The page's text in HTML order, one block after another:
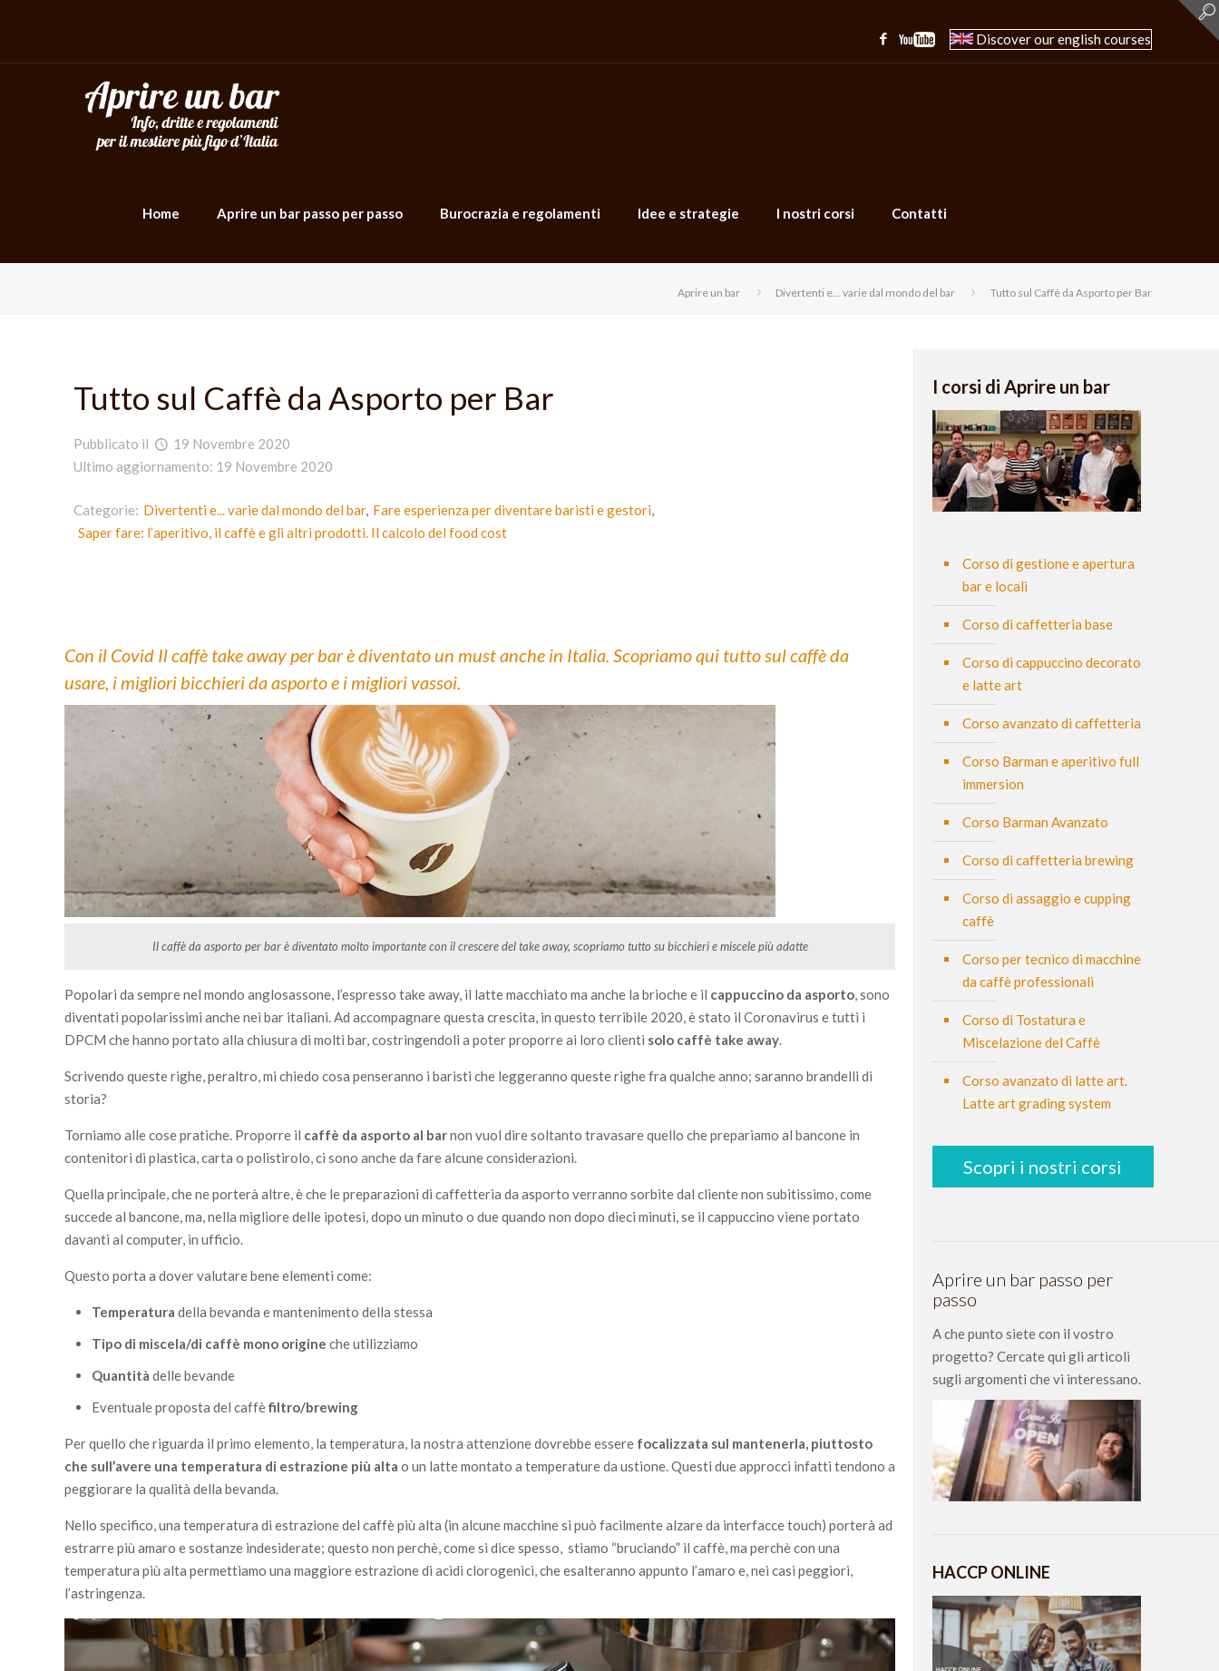
Discover our english courses
Home Aprire un bar passo per passo Burocrazia e regolamenti Idee e strategie I nostri corsi Contatti
Aprire un bar Divertenti e... varie dal mondo del bar Tutto sul Caffè da Asporto per Bar
Tutto sul Caffè da Asporto per Bar
Pubblicato il
19 Novembre 2020
Ultimo aggiornamento: 19 Novembre 2020
Categorie: Divertenti e... varie dal mondo del bar Fare esperienza per diventare baristi e gestori
Saper fare: l’aperitivo, il caffè e gli altri prodotti. Il calcolo del food cost
Con il Covid Il caffè take away per bar è diventato un must anche in Italia. Scopriamo qui tutto sul caffè da
usare, i migliori bicchieri da asporto e i migliori vassoi.
Il caffè da asporto per bar è diventato molto importante con il crescere del take away, scopriamo tutto su bicchieri e miscele più adatte
Popolari da sempre nel mondo anglosassone, l’espresso take away, il latte macchiato ma anche la brioche e il cappuccino da asporto , sono
diventati popolarissimi anche nei bar italiani. Ad accompagnare questa crescita, in questo terribile 2020, è stato il Coronavirus e tutti i
DPCM che hanno portato alla chiusura di molti bar, costringendoli a poter proporre ai loro clienti solo caffè take away
Scrivendo queste righe, peraltro, mi chiedo cosa penseranno i baristi che leggeranno queste righe fra qualche anno; saranno brandelli di
storia?
Torniamo alle cose pratiche. Proporre il caffè da asporto al barnon vuol dire soltanto travasare quello che prepariamo al bancone in
contenitori di plastica, carta o polistirolo, ci sono anche da fare alcune considerazioni.
Quella principale, che ne porterà altre, è che le preparazioni di caffetteria da asporto verranno sorbite dal cliente non subitissimo, come
succede al bancone, ma, nella migliore delle ipotesi, dopo un minuto o due quando non dopo dieci minuti, se il cappuccino viene portato
davanti al computer, in ufficio.
Questo porta a dover valutare bene elementi come:
Temperatura della bevanda e mantenimento della stessa
Tipo di miscela/di caffè mono origineche utilizziamo
Quantità delle bevande
Eventuale proposta del caffèfiltro/brewing
Per quello che riguarda il primo elemento, la temperatura, la nostra attenzione dovrebbe essere focalizzata sul mantenerla, piuttosto
che sull’avere una temperatura di estrazione più alta o un latte montato a temperature da ustione. Questi due approcci infatti tendono a
peggiorare la qualità della bevanda.
Nello specifico, una temperatura di estrazione del caffè più alta (in alcune macchine si può facilmente alzare da interfacce touch) porterà ad
estrarre più amaro e sostanze indesiderate; questo non perchè, come si dice spesso, stiamo “bruciando” il caffè, ma perchè con una
temperatura più alta permettiamo una maggiore estrazione di acidi clorogenici, che esalteranno appunto l’amaro e, nei casi peggiori,
l’astringenza.
I corsi di Aprire un bar
Corso di gestione e apertura
bar e locali
Corso di caffetteria base
Corso di cappuccino decorato
e latte art
Corso avanzato di caffetteria
Corso Barman e aperitivo full
immersion
Corso Barman Avanzato
Corso di caffetteria brewing
Corso di assaggio e cupping
caffè
Corso per tecnico di macchine
da caffè professionali
Corso di Tostatura e
Miscelazione del Caffè
Corso avanzato di latte art.
Latte art grading system
Scopri i nostri corsi
Aprire un bar passo per
passo
A che punto siete con il vostro
progetto? Cercate qui gli articoli
sugli argomenti che vi interessano.
HACCP ONLINE